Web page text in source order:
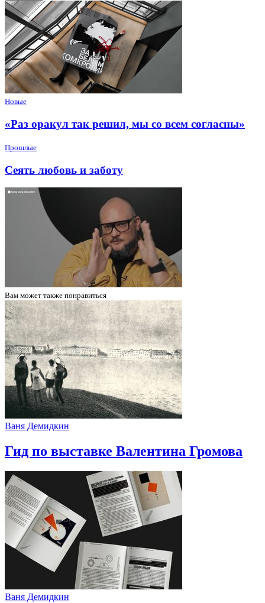
Новые
«Раз оракул так решил, мы со всем согласны»
Прошлые
Сеять любовь и заботу
Вам может также понравиться
Ваня Демидкин
Гид по выставке Валентина Громова
Ваня Демидкин